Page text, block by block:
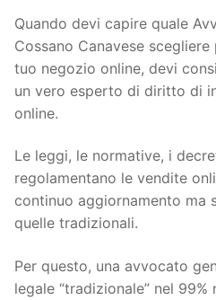
Quando devi capire quale
Cossano Canavese
tuo negozio online, devi
un vero esperto di diritto di
online.
Le leggi, le normative, i
regolamentano le vendite
continuo aggiornamento ma
quelle tradizionali.
Per questo, una avvocato
legale “tradizionale” nel